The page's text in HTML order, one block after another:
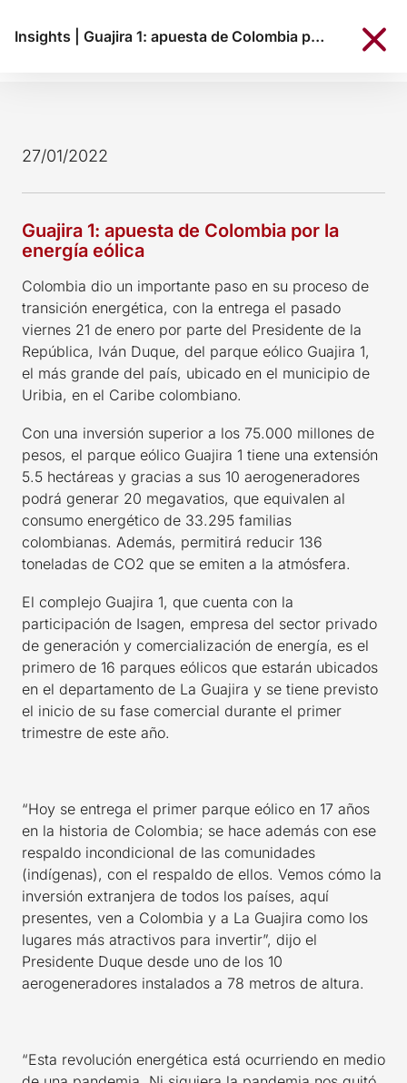
Insights Guajira 1: apuesta de Colombia por la energía eólica
27/01/2022
Guajira 1: apuesta de Colombia por la
energía eólica
Colombia dio un importante paso en su proceso de
transición energética, con la entrega el pasado
viernes 21 de enero por parte del Presidente de la
República, Iván Duque, del parque eólico Guajira 1,
el más grande del país, ubicado en el municipio de
Uribia, en el Caribe colombiano.
Con una inversión superior a los 75.000 millones de
pesos, el parque eólico Guajira 1 tiene una extensión
5.5 hectáreas y gracias a sus 10 aerogeneradores
podrá generar 20 megavatios, que equivalen al
consumo energético de 33.295 familias
colombianas. Además, permitirá reducir 136
toneladas de CO2 que se emiten a la atmósfera.
El complejo Guajira 1, que cuenta con la
participación de Isagen, empresa del sector privado
de generación y comercialización de energía, es el
primero de 16 parques eólicos que estarán ubicados
en el departamento de La Guajira y se tiene previsto
el inicio de su fase comercial durante el primer
trimestre de este año.
“Hoy se entrega el primer parque eólico en 17 años
en la historia de Colombia; se hace además con ese
respaldo incondicional de las comunidades
(indígenas), con el respaldo de ellos. Vemos cómo la
inversión extranjera de todos los países, aquí
presentes, ven a Colombia y a La Guajira como los
lugares más atractivos para invertir”, dijo el
Presidente Duque desde uno de los 10
aerogeneradores instalados a 78 metros de altura.
“Esta revolución energética está ocurriendo en medio